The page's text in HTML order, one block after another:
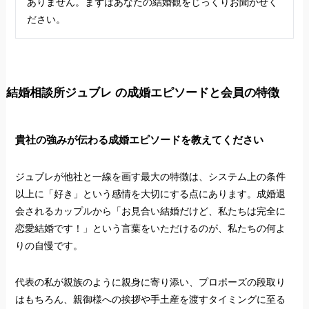
ださい。
結婚相談所ジュブレ の成婚エピソードと会員の特徴
貴社の強みが伝わる成婚エピソードを教えてください
ジュブレが他社と一線を画す最大の特徴は、システム上の条件
以上に「好き」という感情を大切にする点にあります。成婚退
会されるカップルから「お見合い結婚だけど、私たちは完全に
恋愛結婚です！」という言葉をいただけるのが、私たちの何よ
りの自慢です。
代表の私が親族のように親身に寄り添い、プロポーズの段取り
はもちろん、親御様への挨拶や手土産を渡すタイミングに至る